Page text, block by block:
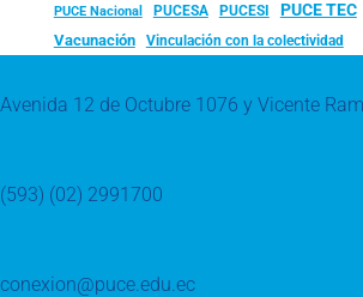
PUCE Nacional PUCESA PUCESI PUCE TEC
Vacunación
Vinculación con la colectividad
Avenida 12 de Octubre 1076 y Vicente
(593) (02) 2991700
conexion@puce.edu.ec